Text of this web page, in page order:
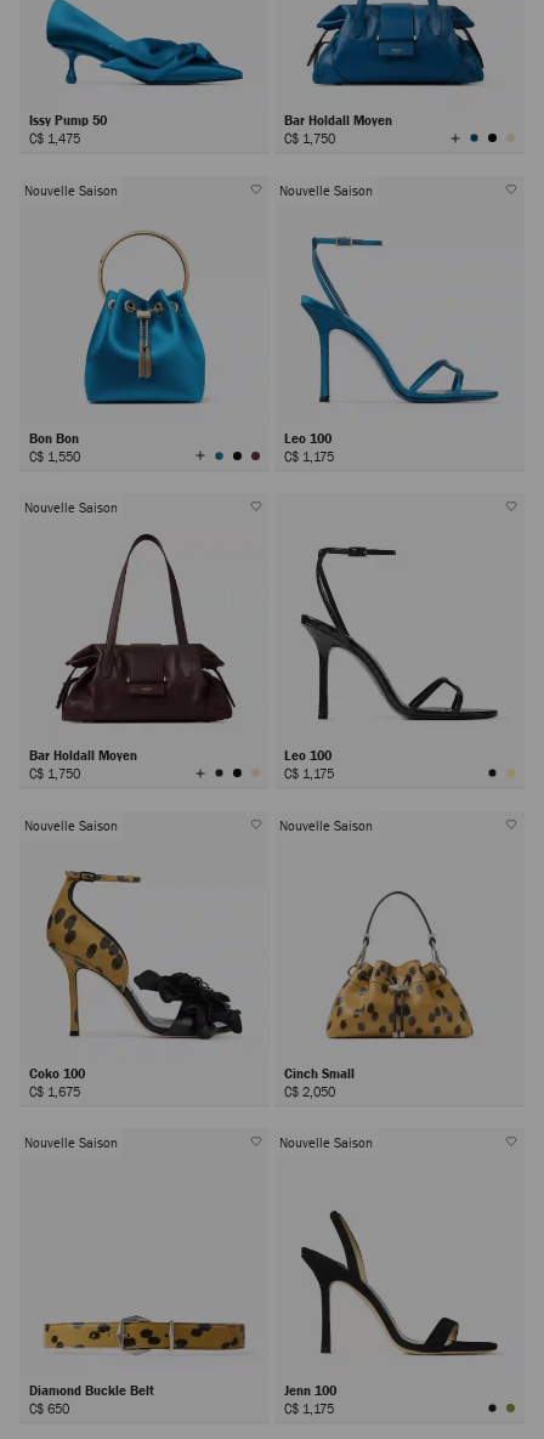
Issy Pump 50
C$ 1,475
Bar Holdall Moyen
C$ 1,750
Afficher
toutes
Nouvelle Saison
Bon Bon
C$ 1,550
Afficher
toutes
Nouvelle Saison
Leo 100
C$ 1,175
Nouvelle Saison
Bar Holdall Moyen
C$ 1,750
Afficher
toutes
Leo 100
C$ 1,175
Nouvelle Saison
Coko 100
C$ 1,675
Nouvelle Saison
Cinch Small
C$ 2,050
Nouvelle Saison
Diamond Buckle Belt
C$ 650
Nouvelle Saison
Jenn 100
C$ 1,175